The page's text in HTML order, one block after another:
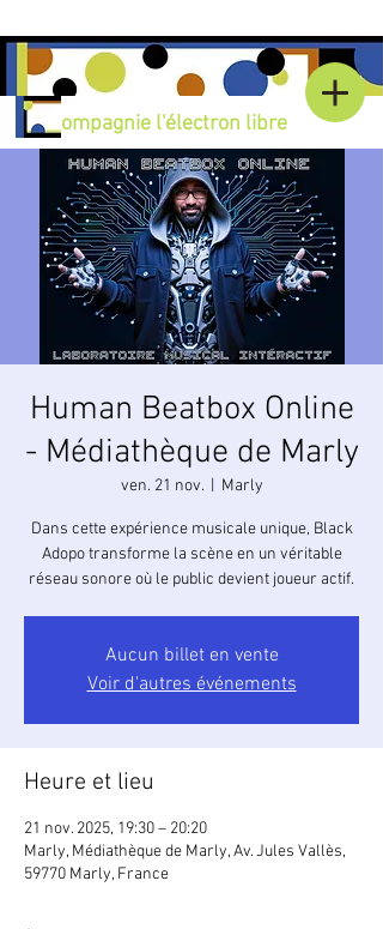
Compagnie l'électron libre
Human Beatbox Online
- Médiathèque de Marly
ven. 21 nov.
  |
Marly
Dans cette expérience musicale unique, Black
Adopo transforme la scène en un véritable
réseau sonore où le public devient joueur actif.
Aucun billet en vente
Voir d'autres événements
Heure et lieu
21 nov. 2025, 19:30 – 20:20
Marly, Médiathèque de Marly, Av. Jules Vallès,
59770 Marly, France